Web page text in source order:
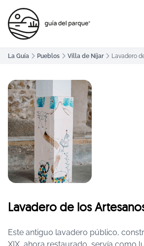
La Guía Pueblos Villa de Níjar Lavadero
Lavadero de los
Este antiguo lavadero público,